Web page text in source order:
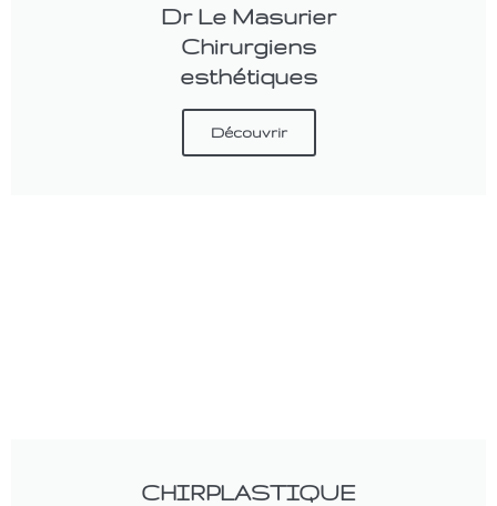
Dr Le Masurier
Chirurgiens
esthétiques
Découvrir
CHIRPLASTIQUE